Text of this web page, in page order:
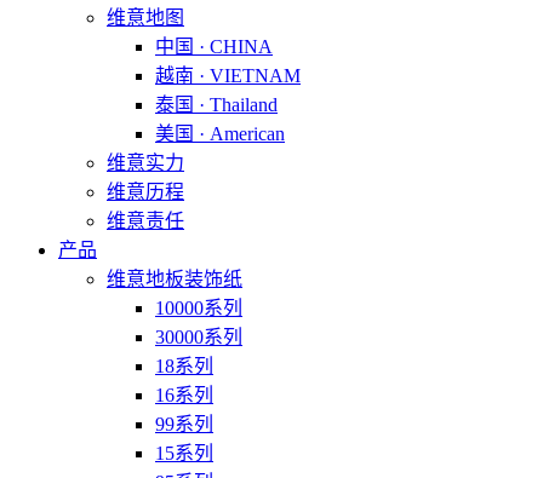
维意地图
中国 · CHINA
越南 · VIETNAM
泰国 · Thailand
美国 · American
维意实力
维意历程
维意责任
产品
维意地板装饰纸
10000系列
30000系列
18系列
16系列
99系列
15系列